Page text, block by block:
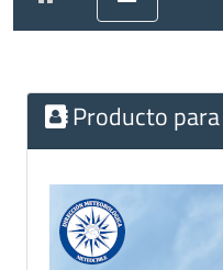
Producto